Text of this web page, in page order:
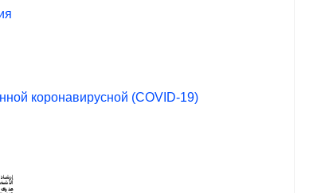
коронавирусной (COVID-19)